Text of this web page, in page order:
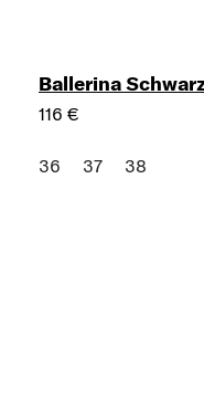
Ballerina
116 €
36 37 38